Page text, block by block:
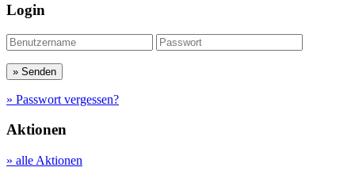
Login
» Passwort vergessen?
Aktionen
» alle Aktionen